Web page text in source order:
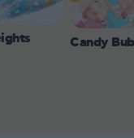
Candy